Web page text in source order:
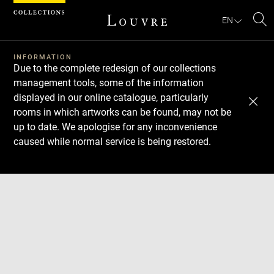
EN
INFORMATION
Due to the complete redesign of our collections
management tools, some of the information
displayed in our online catalogue, particularly
rooms in which artworks can be found, may not be
up to date. We apologise for any inconvenience
caused while normal service is being restored.
Download
Next
Previous
Cookies management panel